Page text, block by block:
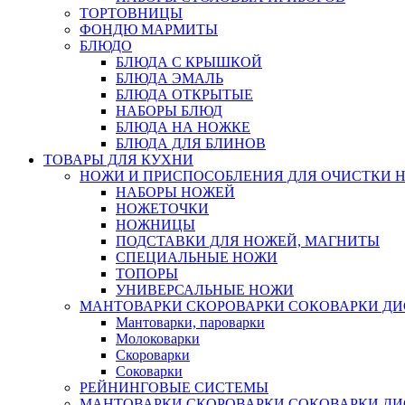
ТОРТОВНИЦЫ
ФОНДЮ МАРМИТЫ
БЛЮДО
БЛЮДА С КРЫШКОЙ
БЛЮДА ЭМАЛЬ
БЛЮДА ОТКРЫТЫЕ
НАБОРЫ БЛЮД
БЛЮДА НА НОЖКЕ
БЛЮДА ДЛЯ БЛИНОВ
ТОВАРЫ ДЛЯ КУХНИ
НОЖИ И ПРИСПОСОБЛЕНИЯ ДЛЯ ОЧИСТКИ
НАБОРЫ НОЖЕЙ
НОЖЕТОЧКИ
НОЖНИЦЫ
ПОДСТАВКИ ДЛЯ НОЖЕЙ, МАГНИТЫ
СПЕЦИАЛЬНЫЕ НОЖИ
ТОПОРЫ
УНИВЕРСАЛЬНЫЕ НОЖИ
МАНТОВАРКИ СКОРОВАРКИ СОКОВАРКИ
Мантоварки, пароварки
Молоковарки
Скороварки
Соковарки
РЕЙНИНГОВЫЕ СИСТЕМЫ